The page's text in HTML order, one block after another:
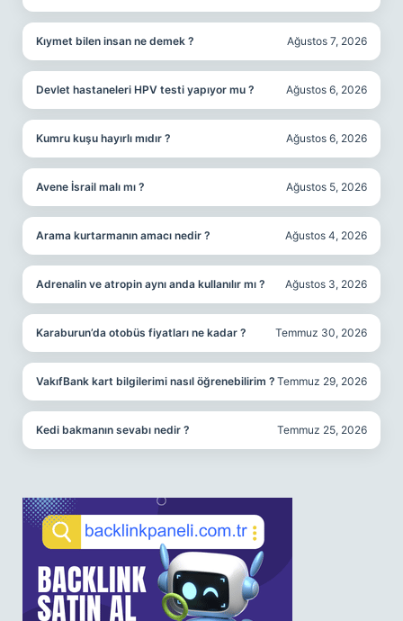
Kıymet bilen insan ne demek ? Ağustos 7, 2026
Devlet hastaneleri HPV testi yapıyor mu ? Ağustos 6, 2026
Kumru kuşu hayırlı mıdır ? Ağustos 6, 2026
Avene İsrail malı mı ? Ağustos 5, 2026
Arama kurtarmanın amacı nedir ? Ağustos 4, 2026
Adrenalin ve atropin aynı anda kullanılır mı ? Ağustos 3, 2026
Karaburun’da otobüs fiyatları ne kadar ? Temmuz 30, 2026
VakıfBank kart bilgilerimi nasıl öğrenebilirim ? Temmuz 29, 2026
Kedi bakmanın sevabı nedir ? Temmuz 25, 2026